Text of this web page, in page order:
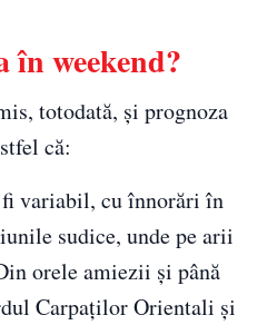
în weekend?
totodată, și prognoza
că:
variabil, cu înnorări în
sudice, unde pe arii
orele amiezii și până
Carpaților Orientali și